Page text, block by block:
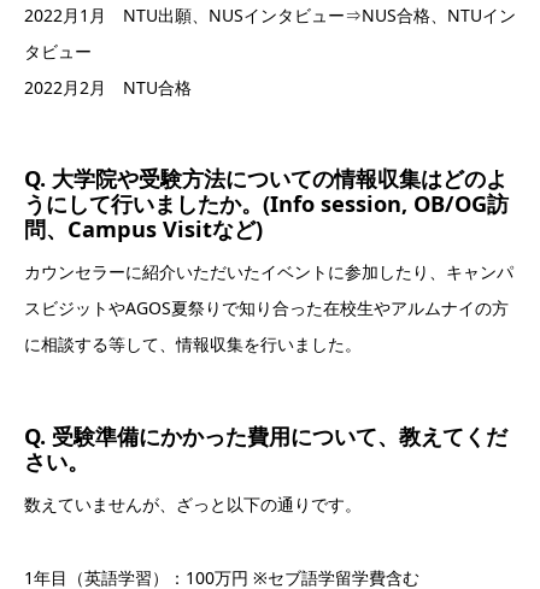
2022月1月 NTU出願、NUSインタビュー⇒NUS合格、NTUイン
タビュー
2022月2月 NTU合格
Q. 大学院や受験方法についての情報収集はどのよ
うにして行いましたか。(Info session, OB/OG訪
問、Campus Visitなど)
カウンセラーに紹介いただいたイベントに参加したり、キャンパ
スビジットやAGOS夏祭りで知り合った在校生やアルムナイの方
に相談する等して、情報収集を行いました。
Q. 受験準備にかかった費用について、教えてくだ
さい。
数えていませんが、ざっと以下の通りです。
1年目（英語学習）：100万円 ※セブ語学留学費含む